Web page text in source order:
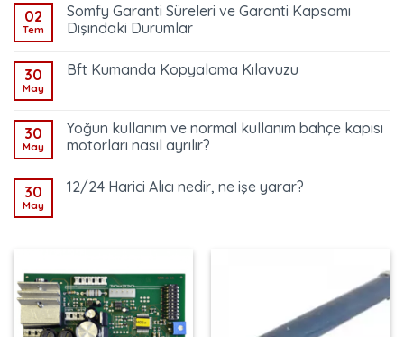
02
Tem
Somfy Garanti Süreleri ve Garanti Kapsamı
Dışındaki Durumlar
30
May
Bft Kumanda Kopyalama Kılavuzu
30
May
Yoğun kullanım ve normal kullanım bahçe kapısı
motorları nasıl ayrılır?
30
May
12/24 Harici Alıcı nedir, ne işe yarar?